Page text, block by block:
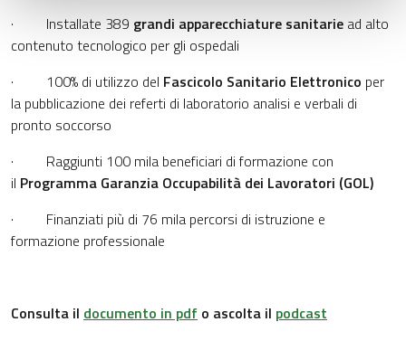
· Installate 389 grandi apparecchiature sanitarie ad alto
contenuto tecnologico per gli ospedali
· 100% di utilizzo del Fascicolo Sanitario Elettronico per
la pubblicazione dei referti di laboratorio analisi e verbali di
pronto soccorso
· Raggiunti 100 mila beneficiari di formazione con
il Programma Garanzia Occupabilità dei Lavoratori (GOL)
· Finanziati più di 76 mila percorsi di istruzione e
formazione professionale
Consulta il documento in pdf o ascolta il podcast